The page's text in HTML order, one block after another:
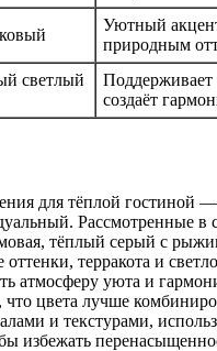
Уютный
природным
светлый
Поддерживает
создаёт
для тёплой гостиной
Рассмотренные в
тёплый серый с
терракота и
атмосферу уюта и
цвета лучше
и текстурами,
избежать